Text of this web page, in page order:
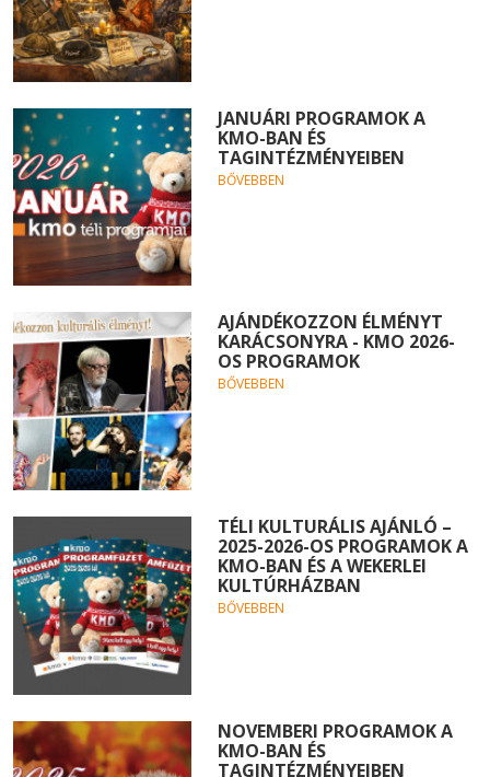
JANUÁRI PROGRAMOK A
KMO-BAN ÉS
TAGINTÉZMÉNYEIBEN
BŐVEBBEN
AJÁNDÉKOZZON ÉLMÉNYT
KARÁCSONYRA - KMO 2026-
OS PROGRAMOK
BŐVEBBEN
TÉLI KULTURÁLIS AJÁNLÓ –
2025-2026-OS PROGRAMOK A
KMO-BAN ÉS A WEKERLEI
KULTÚRHÁZBAN
BŐVEBBEN
NOVEMBERI PROGRAMOK A
KMO-BAN ÉS
TAGINTÉZMÉNYEIBEN